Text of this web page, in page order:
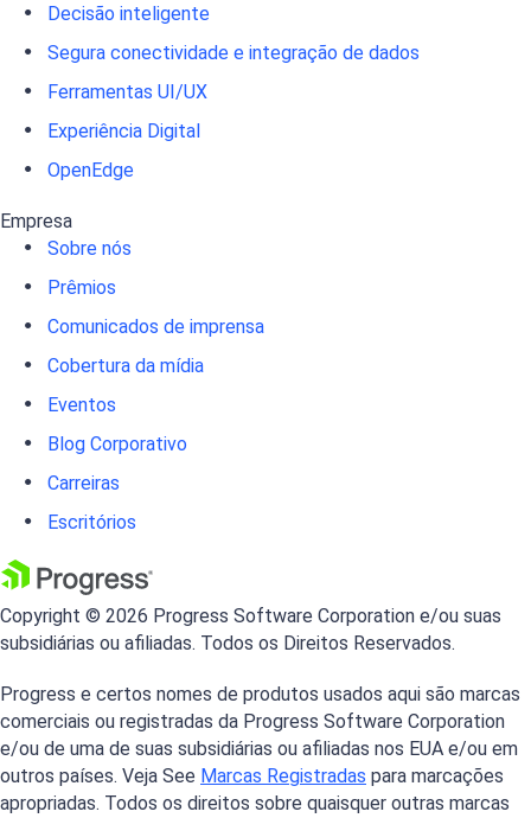
Decisão inteligente
Segura conectividade e integração de dados
Ferramentas UI/UX
Experiência Digital
OpenEdge
Empresa
Sobre nós
Prêmios
Comunicados de imprensa
Cobertura da mídia
Eventos
Blog Corporativo
Carreiras
Escritórios
Copyright © 2026 Progress Software Corporation e/ou suas
subsidiárias ou afiliadas. Todos os Direitos Reservados.
Progress e certos nomes de produtos usados aqui são marcas
comerciais ou registradas da Progress Software Corporation
e/ou de uma de suas subsidiárias ou afiliadas nos EUA e/ou em
outros países. Veja See Marcas Registradas para marcações
apropriadas. Todos os direitos sobre quaisquer outras marcas